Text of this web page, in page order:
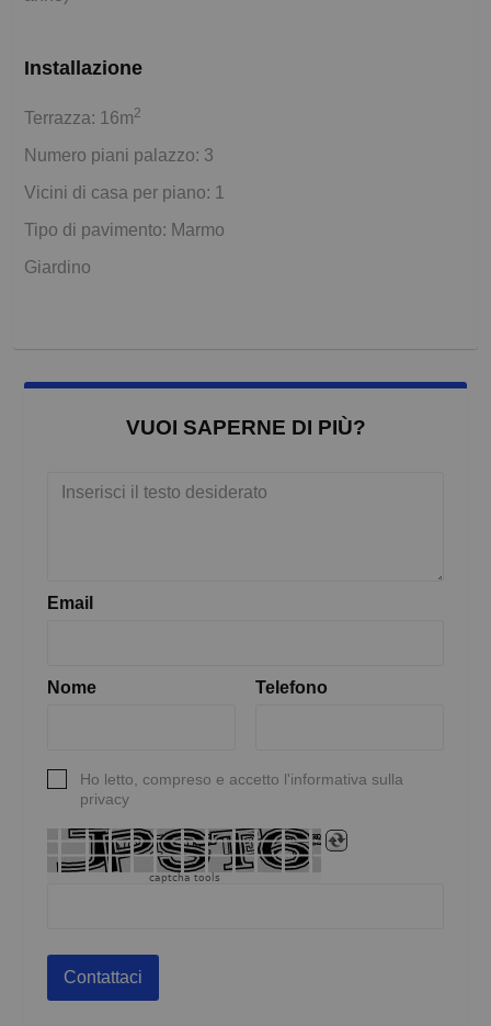
Installazione
Terrazza: 16m2
Numero piani palazzo: 3
Vicini di casa per piano: 1
Tipo di pavimento: Marmo
Giardino
VUOI SAPERNE DI PIÙ?
Email
Nome Telefono
Ho letto, compreso e accetto l'informativa sulla
privacy
captcha tools
Contattaci